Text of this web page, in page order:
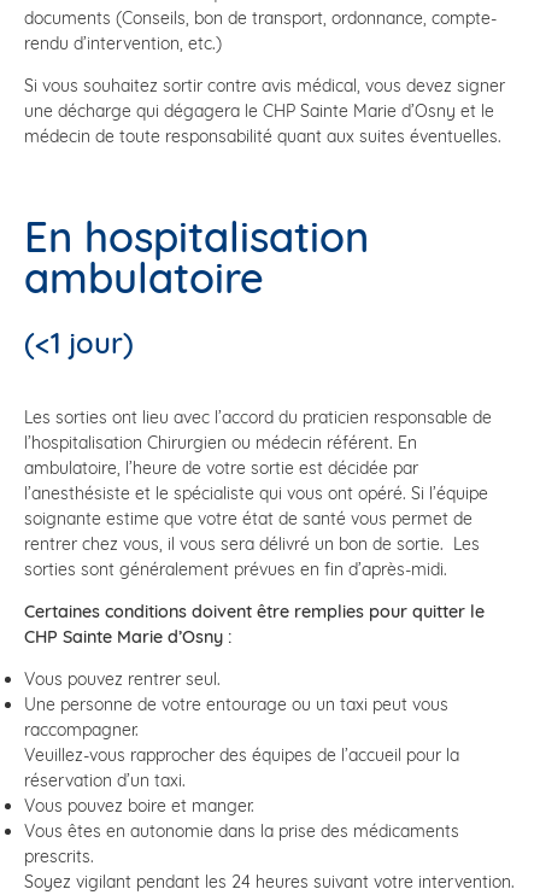
documents (Conseils, bon de transport, ordonnance, compte-
rendu d’intervention, etc.)
Si vous souhaitez sortir contre avis médical, vous devez signer
une décharge qui dégagera le CHP Sainte Marie d’Osny et le
médecin de toute responsabilité quant aux suites éventuelles.
En hospitalisation
ambulatoire
(<1 jour)
Les sorties ont lieu avec l’accord du praticien responsable de
l’hospitalisation Chirurgien ou médecin référent. En
ambulatoire, l’heure de votre sortie est décidée par
l’anesthésiste et le spécialiste qui vous ont opéré. Si l’équipe
soignante estime que votre état de santé vous permet de
rentrer chez vous, il vous sera délivré un bon de sortie. Les
sorties sont généralement prévues en fin d’après-midi.
Certaines conditions doivent être remplies pour quitter le
CHP Sainte Marie d’Osny :
Vous pouvez rentrer seul.
Une personne de votre entourage ou un taxi peut vous
raccompagner.
Veuillez-vous rapprocher des équipes de l’accueil pour la
réservation d’un taxi.
Vous pouvez boire et manger.
Vous êtes en autonomie dans la prise des médicaments
prescrits.
Soyez vigilant pendant les 24 heures suivant votre intervention.